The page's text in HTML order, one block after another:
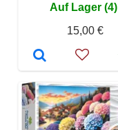
Auf Lager (4)
15,00 €